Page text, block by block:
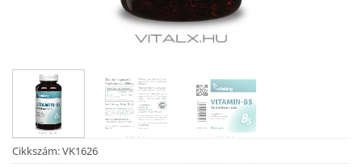
Cikkszám:VK1626